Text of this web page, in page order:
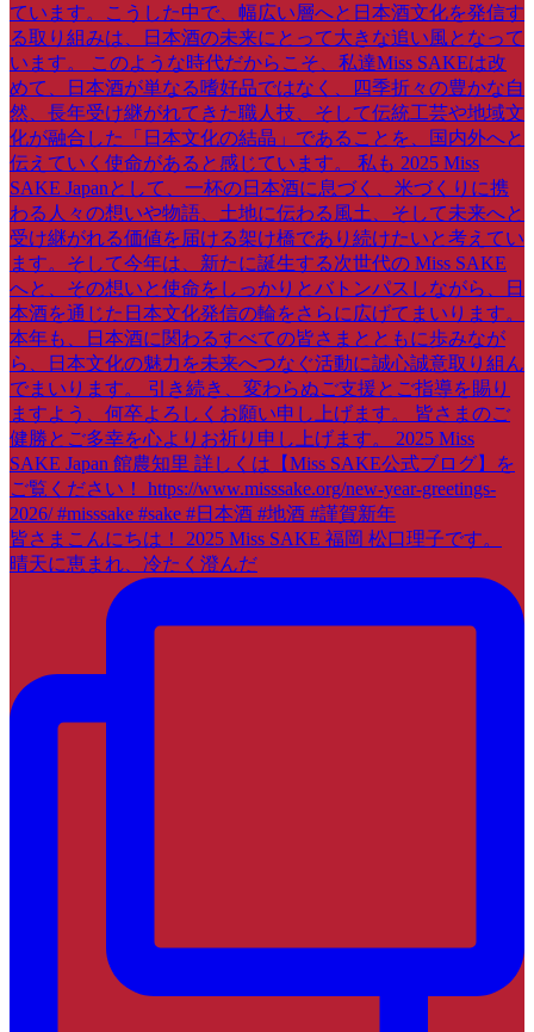
皆さまこんにちは！ 2025 Miss SAKE 福岡 松口理子です。
晴天に恵まれ、冷たく澄んだ